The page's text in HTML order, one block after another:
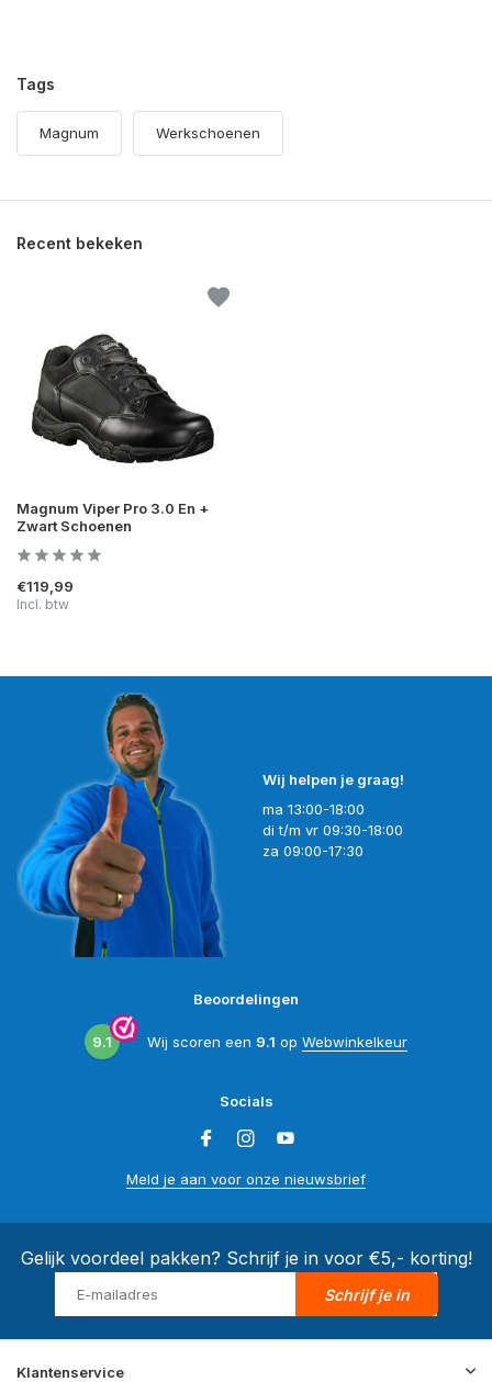
Tags
Magnum Werkschoenen
Recent bekeken
Magnum Viper Pro 3.0 En +
Zwart Schoenen
€119,99
Incl. btw
Wij helpen je graag!
ma 13:00-18:00
di t/m vr 09:30-18:00
za 09:00-17:30
Beoordelingen
9.1 Wij scoren een 9.1 op Webwinkelkeur
Socials
Meld je aan voor onze nieuwsbrief
Gelijk voordeel pakken? Schrijf je in voor €5,- korting!
Schrijf je in
Klantenservice